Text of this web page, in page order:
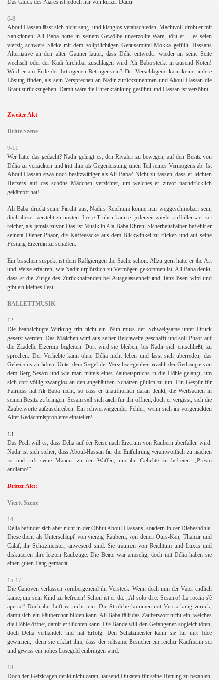
Das Glück des Paares ist jedoch nur von kurzer Dauer.
6-8
Aboul-Hassan lässt sich nicht sang- und klanglos verabschieden. Machtvoll droht er mit
Sanktionen. Ali Baba horte in seinem Gewölbe unverzollte Ware, tönt er – es seien
vierzig schwere Säcke mit dem zollpflichtigen Genussmittel Mokka gefüllt. Hassans
Alternative an den alten Gauner lautet, dass Délia entweder wieder an seine Seite
wechselt oder der Kadi furchtbar zuschlagen wird. Ali Baba steckt in tausend Nöten!
Wird er am Ende der betrogenen Betrüger sein? Der Verschlagene kann keine andere
Lösung finden, als sein Versprechen an Nadir zurückzunehmen und Aboul-Hassan die
Braut zurückzugeben. Damit wäre die Ehrenkränkung gesühnt und Hassan ist versöhnt.
Zweiter Akt
Dritte Szene
9-11
Wer hätte das gedacht? Nadir gelingt es, den Rivalen zu bewegen, auf den Besitz von
Délia zu verzichten und tritt ihm als Gegenleistung einen Teil seines Vermögens ab. Ist
Aboul-Hassan etwa noch besitzwütiger als Ali Baba? Nicht zu fassen, dass er leichten
Herzens auf das schöne Mädchen verzichtet, um welches er zuvor nachdrücklich
gekämpft hat!
Ali Baba drückt seine Furcht aus, Nadirs Reichtum könne nun weggeschmolzen sein,
doch dieser versteht zu trösten: Leere Truhen kann er jederzeit wieder auffüllen - er sei
reicher, als jemals zuvor. Das ist Musik in Ala Baba Ohren. Sicherheitshalber befiehlt er
seinem Diener Phaor, die Kaffeesäcke aus dem Blickwinkel zu rücken und auf seine
Festung Erzerum zu schaffen.
Ein bisschen suspekt ist dem Raffgierigen die Sache schon. Allzu gern hätte er die Art
und Weise erfahren, wie Nadir urplötzlich zu Vermögen gekommen ist. Ali Baba denkt,
dass er die Zunge des Zurückhaltenden bei Ausgelassenheit und Tanz lösen wird und
gibt ein kleines Fest.
BALLETTMUSIK
12
Die beabsichtigte Wirkung tritt nicht ein. Nun muss der Schweigsame unter Druck
gesetzt werden. Das Mädchen wird aus seiner Reichweite geschafft und soll Phaor auf
die Zitadelle Erzerum begleiten. Dort wird sie bleiben, bis Nadir sich entschließt, zu
sprechen. Der Verliebte kann ohne Délia nicht leben und lässt sich überreden, das
Geheimnis zu lüften. Unter dem Siegel der Verschwiegenheit erzählt der Gedrängte von
dem Berg Sesam und wie man mittels eines Zauberspruchs in die Höhle gelangt, um
sich dort völlig zwanglos an den angehäuften Schätzen gütlich zu tun. Ein Gespür für
Fairness hat Ali Baba nicht, so dass er unaufhörlich daran denkt, die Wertsachen in
seinen Besitz zu bringen. Sesam soll sich auch für ihn öffnen, doch er vergisst, sich die
Zauberworte aufzuschreiben. Ein schwerwiegender Fehler, wenn sich im vorgerückten
Alter Gedächtnisprobleme einstellen!
13
Das Pech will es, dass Délia auf der Reise nach Erzerum von Räubern überfallen wird.
Nadir ist sich sicher, dass Aboul-Hassan für die Entführung verantwortlich zu machen
ist und ruft seine Männer zu den Waffen, um die Geliebte zu befreien. „Presto
andiamo!“
Dritter Akt:
Vierte Szene
14
Délia befindet sich aber nicht in der Obhut Aboul-Hassans, sondern in der Diebeshöhle.
Diese dient als Unterschlupf von vierzig Räubern, von denen Ours-Kan, Thamar und
Calaf, ihr Schatzmeister, anwesend sind. Sie träumen von Reichtum und Luxus und
diskutieren ihre letzten Raubzüge. Die Beute war armselig, doch mit Délia haben sie
einen guten Fang gemacht.
15-17
Die Ganoven verlassen vorübergehend ihr Versteck. Wenn doch nun der Vater endlich
käme, um sein Kind zu befreien! Schon ist er da: „Al solo dire: Sesamo! La roccia s'è
aperta.“ Doch die Luft ist nicht rein.Die Strolche kommen mit Verstärkung zurück,
damit sich ein Räuberchor bilden kann. Ali Baba fällt das Zauberwort nicht ein, welches
die Höhle öffnet, damit er flüchten kann. Die Bande will den Gefangenen sogleich töten,
doch Délia verhandelt und hat Erfolg. Den Schatzmeister kann sie für ihre Idee
gewinnen,
denn sie erklärt ihm, dass der seltsame Besucher ein reicher Kaufmann sei
und gewiss ein hohes Lösegeld einbringen wird.
18
Doch der Geizkragen denkt nicht daran, tausend Dukaten für seine Rettung zu bezahlen,